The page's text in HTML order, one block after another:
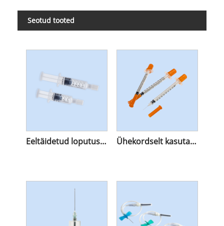
Seotud tooted
Eeltäidetud loputussüstal Ühekordselt kasutatav insuliini süstal